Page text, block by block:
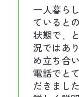
一人暮ら
ていると
状態で、
況ではあ
め立ち合
電話でと
だきまし